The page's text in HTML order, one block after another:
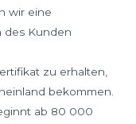
wir eine
des Kunden
zu erhalten,
bekommen.
ab 80 000